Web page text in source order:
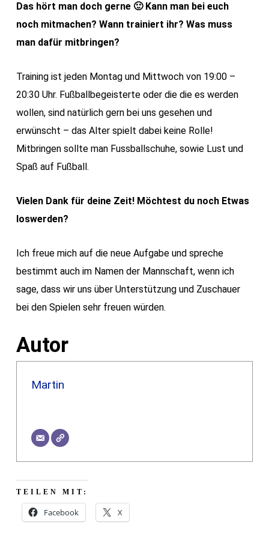
Das hört man doch gerne 🙂 Kann man bei euch
noch mitmachen? Wann trainiert ihr? Was muss
man dafür mitbringen?
Training ist jeden Montag und Mittwoch von 19:00 –
20:30 Uhr. Fußballbegeisterte oder die die es werden
wollen, sind natürlich gern bei uns gesehen und
erwünscht – das Alter spielt dabei keine Rolle!
Mitbringen sollte man Fussballschuhe, sowie Lust und
Spaß auf Fußball.
Vielen Dank für deine Zeit! Möchtest du noch Etwas
loswerden?
Ich freue mich auf die neue Aufgabe und spreche
bestimmt auch im Namen der Mannschaft, wenn ich
sage, dass wir uns über Unterstützung und Zuschauer
bei den Spielen sehr freuen würden.
Autor
Martin
TEILEN MIT:
Facebook X